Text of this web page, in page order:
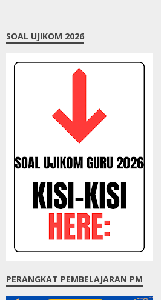
SOAL UJIKOM 2026
PERANGKAT PEMBELAJARAN PM